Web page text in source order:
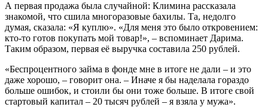
А первая продажа была случайной: Климина рассказала
знакомой, что сшила многоразовые бахилы. Та, недолго
думая, сказала: «Я куплю». «Для меня это было откровением:
кто-то готов покупать мой товар!», – вспоминает Дарима.
Таким образом, первая её выручка составила 250 рублей.
«Беспроцентного займа в фонде мне в итоге не дали – и это
даже хорошо, – говорит она. – Иначе я бы наделала гораздо
больше ошибок, и стоили бы они тоже больше. В итоге свой
стартовый капитал – 20 тысяч рублей – я взяла у мужа».